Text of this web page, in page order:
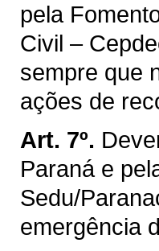
pela
Civil –
sempre que
ações de
Art. 7º.
Paraná e
Sedu/
emergência